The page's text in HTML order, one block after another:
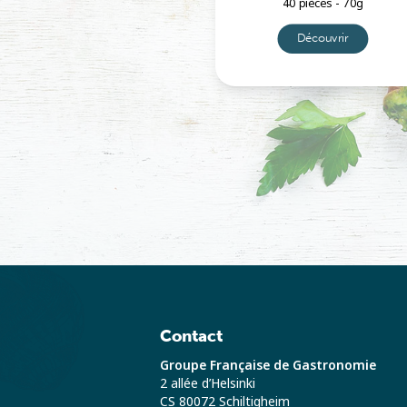
pièces - 60g
Découvrir
Découvrir
Contact
Groupe Française de Gastronomie
2 allée d’Helsinki
CS 80072 Schiltigheim